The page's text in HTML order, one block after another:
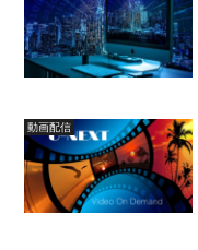
動画配信